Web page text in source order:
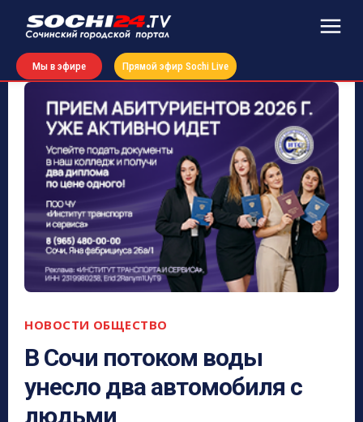
Мы в эфире Прямой эфир Sochi Live
НОВОСТИ ОБЩЕСТВО
В Сочи потоком воды
унесло два автомобиля с
людьми